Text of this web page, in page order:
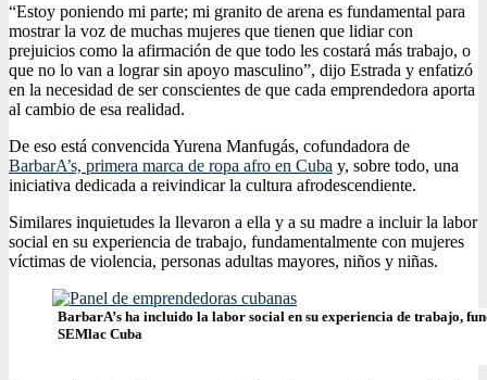
“Estoy poniendo mi parte; mi granito de arena es fundamental para
mostrar la voz de muchas mujeres que tienen que lidiar con
prejuicios como la afirmación de que todo les costará más trabajo, o
que no lo van a lograr sin apoyo masculino”, dijo Estrada y enfatizó
en la necesidad de ser conscientes de que cada emprendedora aporta
al cambio de esa realidad.
De eso está convencida Yurena Manfugás, cofundadora de
BarbarA’s, primera marca de ropa afro en Cuba y, sobre todo, una
iniciativa dedicada a reivindicar la cultura afrodescendiente.
Similares inquietudes la llevaron a ella y a su madre a incluir la labor
social en su experiencia de trabajo, fundamentalmente con mujeres
víctimas de violencia, personas adultas mayores, niños y niñas.
BarbarA’s ha incluido la labor social en su experiencia de trabajo,
SEMlac Cuba